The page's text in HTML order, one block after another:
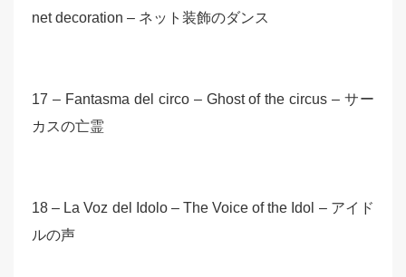
net decoration – ネット装飾のダンス
17 – Fantasma del circo – Ghost of the circus – サー
カスの亡霊
18 – La Voz del Idolo – The Voice of the Idol – アイド
ルの声